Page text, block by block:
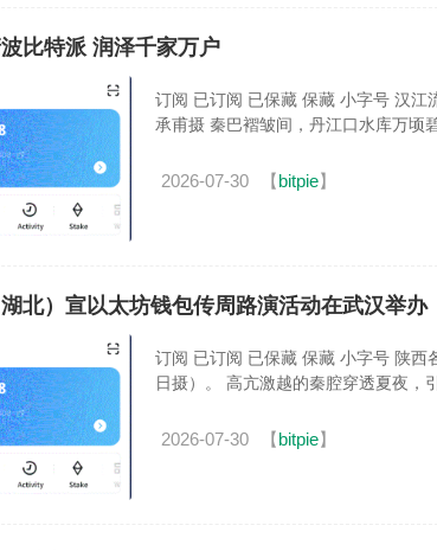
比特派 润泽千家万户
订阅 已订阅 已保藏 保藏 小字号 汉江
承甫摄 秦巴褶皱间，丹江口水库万顷
2026-07-30 【bitpie】
北）宣以太坊钱包传周路演活动在武汉举办
订阅 已订阅 已保藏 保藏 小字号 陕西
日摄）。 高亢激越的秦腔穿透夏夜，
2026-07-30 【bitpie】